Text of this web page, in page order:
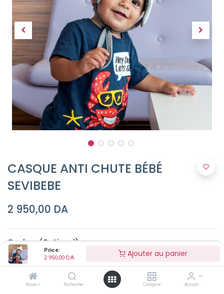
Price:
2 950,00 DA Ajouter au panier
Accueil Rechercher Catégorie Account
CASQUE ANTI CHUTE BÉBÉ
SEVIBEBE
2 950,00 DA
Couleur (Optionel)